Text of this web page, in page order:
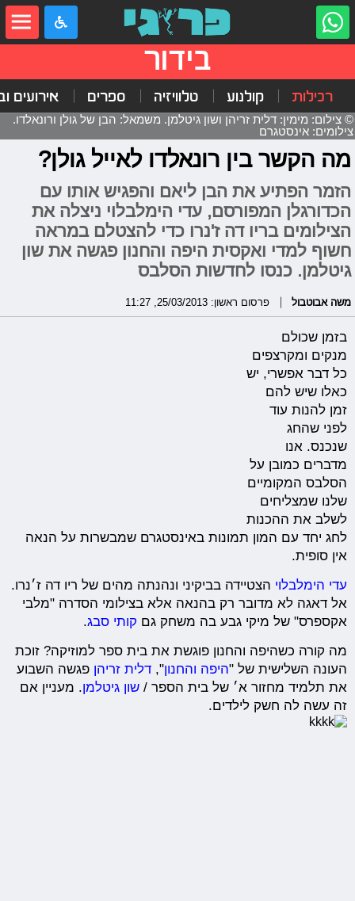
בידור
רכילות קולנוע טלוויזיה ספרים אירועים
© צילום: מימין: דלית זריהן ושון גיטלמן. משמאל: הבן של גולן ורונאלדו.
צילומים: אינסטגרם
מה הקשר בין רונאלדו לאייל גולן?
הזמר הפתיע את הבן ליאם והפגיש אותו עם
הכדורגלן המפורסם, עדי הימלבלוי ניצלה את
הצילומים בריו דה ז'נרו כדי להצטלם במראה
חשוף למדי ואקסית היפה והחנון פגשה את שון
גיטלמן. כנסו לחדשות הסלבס
משה אבוטבול פרסום ראשון: 25/03/2013, 11:27
בזמן שכולם
מנקים ומקרצפים
כל דבר אפשרי, יש
כאלו שיש להם
זמן להנות עוד
לפני שהחג
שנכנס. אנו
מדברים כמובן על
הסלבס המקומיים
שלנו שמצליחים
לשלב את ההכנות
לחג יחד עם המון תמונות באינסטגרם שמבשרות על הנאה
אין סופית.
עדי הימלבלוי הצטיידה בביקיני ונהנתה מהים של ריו דה ז׳נרו.
אל דאגה לא מדובר רק בהנאה אלא בצילומי הסדרה "מלבי
אקספרס" של מיקי גבע בה משחק גם קותי סבג.
מה קורה כשהיפה והחנון פוגשת את בית ספר למוזיקה? זוכת
העונה השלישית של "היפה והחנון",דלית זריהן פגשה השבוע
את תלמיד מחזור א׳ של בית הספר /שון גיטלמן. מעניין אם
זה עשה לה חשק לילדים.